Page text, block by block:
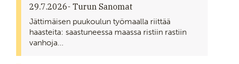
29.7.2026- Turun Sanomat
Jättimäisen puukoulun työmaalla riittää
haasteita: saastuneessa maassa ristiin rastiin
vanhoja...